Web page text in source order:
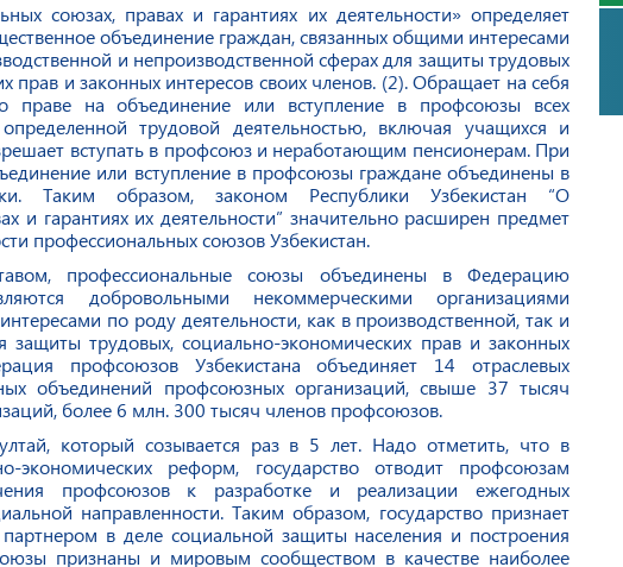
союзах, правах и гарантиях их деятельности» определяет
объединение граждан, связанных общими интересами
и непроизводственной сферах для защиты трудовых
прав и законных интересов своих членов. (2).Обращает на себя
праве на объединение или вступление в профсоюзы всех
трудовой деятельностью, включая учащихся и
вступать в профсоюз и неработающим пенсионерам. При
или вступление в профсоюзы граждане объединены в
Таким образом, законом Республики Узбекистан “О
и гарантиях их деятельности” значительно расширен предмет
профессиональных союзов Узбекистан.
профессиональные союзы объединены в Федерацию
добровольными некоммерческими организациями
по роду деятельности, как в производственной, так и
защиты трудовых, социально-экономических прав и законных
профсоюзов Узбекистана объединяет 14 отраслевых
объединений профсоюзных организаций, свыше 37 тысяч
более 6 млн. 300 тысяч членов профсоюзов.
который созывается раз в 5 лет. Надо отметить, что в
экономических реформ, государство отводит профсоюзам
профсоюзов к разработке и реализации ежегодных
направленности. Таким образом, государство признает
в деле социальной защиты населения и построения
признаны и мировым сообществом в качестве наиболее